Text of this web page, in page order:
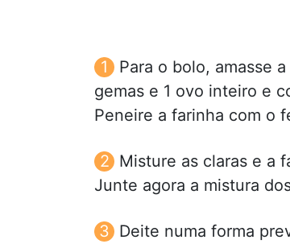
Para o bolo, amasse
gemas e 1 ovo inteiro e
Peneire a farinha com o
Misture as claras e a
Junte agora a mistura
Deite numa forma